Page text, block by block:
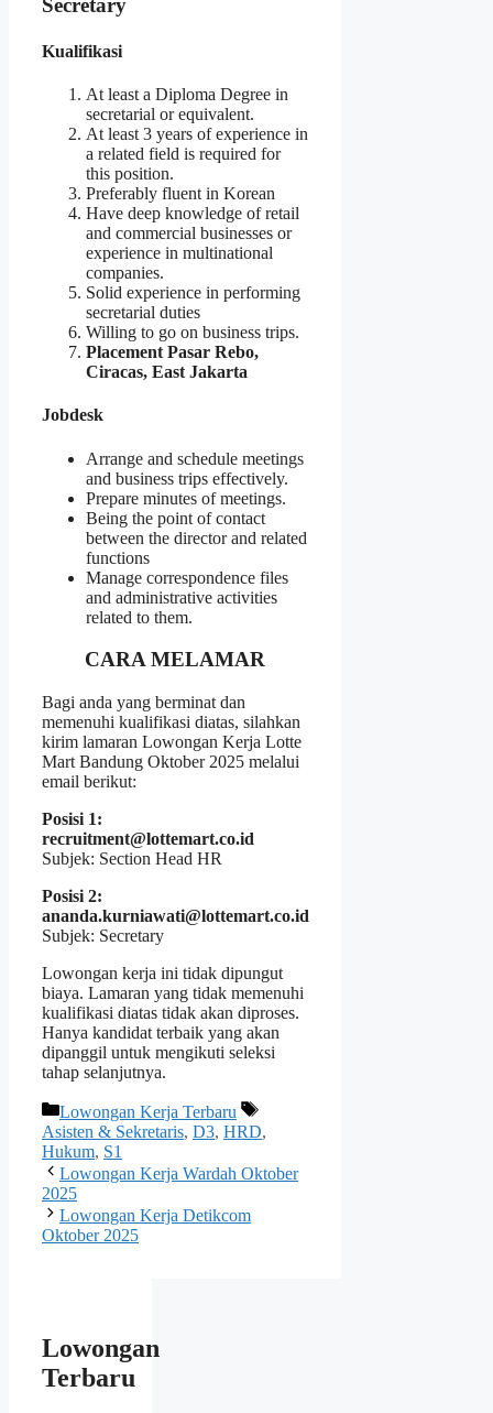
Secretary
Kualifikasi
At least a Diploma Degree in
secretarial or equivalent.
At least 3 years of experience in
a related field is required for
this position.
Preferably fluent in Korean
Have deep knowledge of retail
and commercial businesses or
experience in multinational
companies.
Solid experience in performing
secretarial duties
Willing to go on business trips.
Placement Pasar Rebo,
Ciracas, East Jakarta
Jobdesk
Arrange and schedule meetings
and business trips effectively.
Prepare minutes of meetings.
Being the point of contact
between the director and related
functions
Manage correspondence files
and administrative activities
related to them.
CARA MELAMAR
Bagi anda yang berminat dan
memenuhi kualifikasi diatas, silahkan
kirim lamaran Lowongan Kerja Lotte
Mart Bandung Oktober 2025 melalui
email berikut:
Posisi 1:
recruitment@lottemart.co.id
Subjek: Section Head HR
Posisi 2:
ananda.kurniawati@lottemart.co.id
Subjek: Secretary
Lowongan kerja ini tidak dipungut
biaya. Lamaran yang tidak memenuhi
kualifikasi diatas tidak akan diproses.
Hanya kandidat terbaik yang akan
dipanggil untuk mengikuti seleksi
tahap selanjutnya.
Kategori
Lowongan Kerja Terbaru
Tag
Asisten & Sekretaris, D3, HRD,
Hukum, S1
Lowongan Kerja Wardah Oktober
2025
Lowongan Kerja Detikcom
Oktober 2025
Lowongan
Terbaru